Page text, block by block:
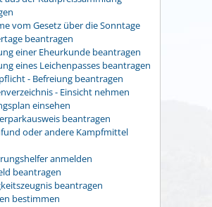
vom Gesetz über die Sonntage
beantragen
einer Eheurkunde beantragen
eines Leichenpasses beantragen
- Befreiung beantragen
- Einsicht nehmen
einsehen
beantragen
oder andere Kampfmittel
anmelden
beantragen
beantragen
bestimmen